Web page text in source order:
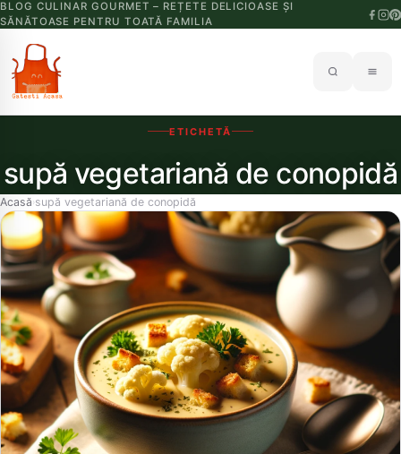
BLOG CULINAR GOURMET – REȚETE DELICIOASE ȘI
SĂNĂTOASE PENTRU TOATĂ FAMILIA
ETICHETĂ
supă vegetariană de conopidă
Acasă›supă vegetariană de conopidă